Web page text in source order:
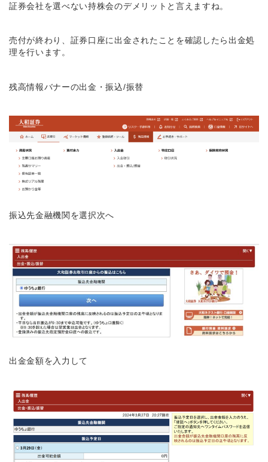
証券会社を選べない持株会のデメリットと言えますね。
売付が終わり、証券口座に出金されたことを確認したら出金処
理を行います。
残高情報バナーの出金・振込/振替
振込先金融機関を選択次へ
出金金額を入力して